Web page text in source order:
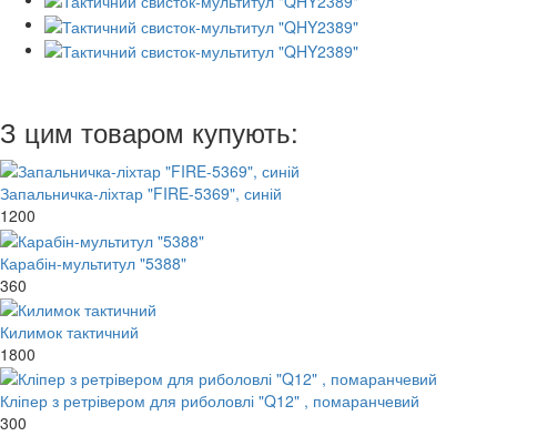
З цим товаром купують:
Запальничка-ліхтар "FIRE-5369", синій
1200
Карабін-мультитул "5388"
360
Килимок тактичний
1800
Кліпер з ретрівером для риболовлі "Q12" , помаранчевий
300